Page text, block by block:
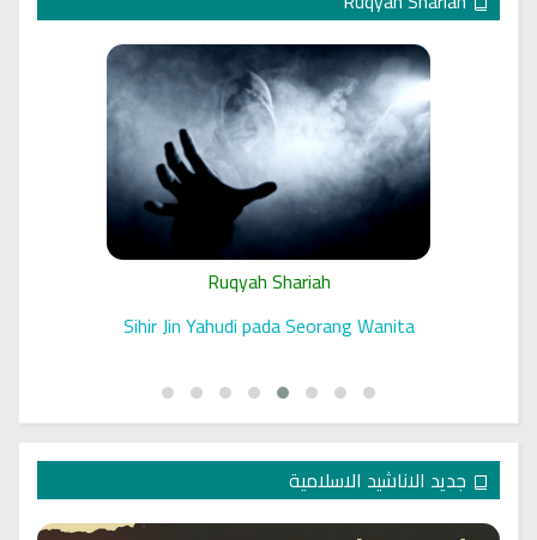
Ruqyah Shariah
Sihir Jin Yahudi pada Seorang Wanita
جديد الاناشيد الاسلامية